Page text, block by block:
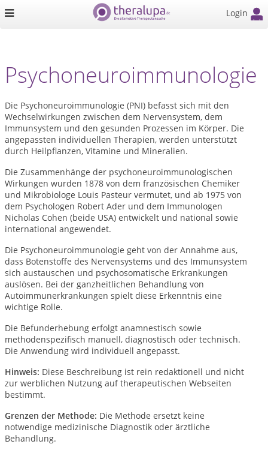
Login
Psychoneuroimmunologie
Die Psychoneuroimmunologie (PNI) befasst sich mit den
Wechselwirkungen zwischen dem Nervensystem, dem
Immunsystem und den gesunden Prozessen im Körper. Die
angepassten individuellen Therapien, werden unterstützt
durch Heilpflanzen, Vitamine und Mineralien.
Die Zusammenhänge der psychoneuroimmunologischen
Wirkungen wurden 1878 von dem französischen Chemiker
und Mikrobiologe Louis Pasteur vermutet, und ab 1975 von
dem Psychologen Robert Ader und dem Immunologen
Nicholas Cohen (beide USA) entwickelt und national sowie
international angewendet.
Die Psychoneuroimmunologie geht von der Annahme aus,
dass Botenstoffe des Nervensystems und des Immunsystem
sich austauschen und psychosomatische Erkrankungen
auslösen. Bei der ganzheitlichen Behandlung von
Autoimmunerkrankungen spielt diese Erkenntnis eine
wichtige Rolle.
Die Befunderhebung erfolgt anamnestisch sowie
methodenspezifisch manuell, diagnostisch oder technisch.
Die Anwendung wird individuell angepasst.
Hinweis: Diese Beschreibung ist rein redaktionell und nicht
zur werblichen Nutzung auf therapeutischen Webseiten
bestimmt.
Grenzen der Methode: Die Methode ersetzt keine
notwendige medizinische Diagnostik oder ärztliche
Behandlung.